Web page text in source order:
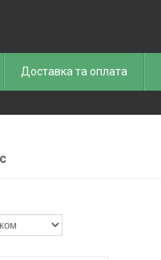
Доставка та оплата